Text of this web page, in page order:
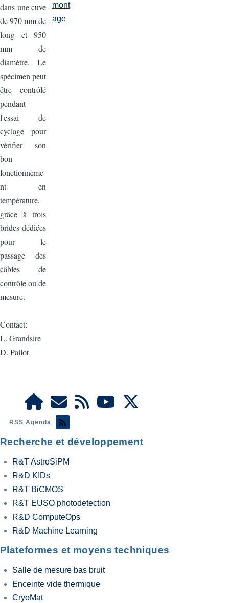
dans une cuve
de 970 mm de
long et 950
mm de
diamètre. Le
spécimen peut
être contrôlé
pendant
l'essai de
cyclage pour
vérifier son
bon
fonctionneme
nt en
température,
grâce à trois
brides dédiées
pour le
passage des
câbles de
contrôle ou de
mesure.
Contact:
L. Grandsire
D. Pailot
mont
age
RSS Agenda
Recherche et développement
R&T AstroSiPM
R&D KIDs
R&T BiCMOS
R&T EUSO photodetection
R&D ComputeOps
R&D Machine Learning
Plateformes et moyens techniques
Salle de mesure bas bruit
Enceinte vide thermique
CryoMat